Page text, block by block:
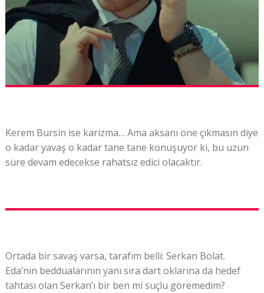
Kerem Bursin ise karizma… Ama aksanı öne çıkmasın diye
o kadar yavaş o kadar tane tane konuşuyor ki, bu uzun
süre devam edecekse rahatsız edici olacaktır.
Ortada bir savaş varsa, tarafım belli: Serkan Bolat.
Eda’nın beddualarının yanı sıra dart oklarına da hedef
tahtası olan Serkan’ı bir ben mi suçlu göremedim?